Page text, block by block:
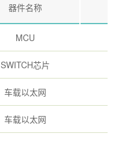
器件名称
MCU
SWITCH芯片
车载以太网
车载以太网